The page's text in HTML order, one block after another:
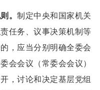
。制定中央和国家机关
任务、议事决策机制等
，应当分别明确全委会
会会议（常委会会议）
，讨论和决定基层党组